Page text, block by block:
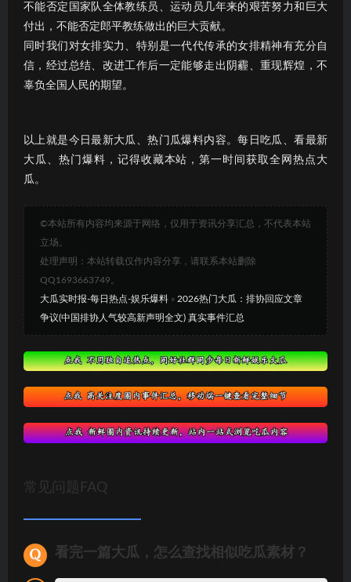
不能否定国家队全体教练员、运动员几年来的艰苦努力和巨大
付出，不能否定郎平教练做出的巨大贡献。
同时我们对女排实力、特别是一代代传承的女排精神有充分自
信，经过总结、改进工作后一定能够走出阴霾、重现辉煌，不
辜负全国人民的期望。
以上就是今日最新大瓜、热门瓜爆料内容。每日吃瓜、看最新
大瓜、热门爆料，记得收藏本站，第一时间获取全网热点大
瓜。
©本站所有内容均来源于网络，仅用于资讯分享汇总，不代表本站
立场。
处理声明：本站转载仅作内容分享，请联系本站删除
QQ1693663749。
大瓜实时报-每日热点-娱乐爆料 » 2026热门大瓜：排协回应文章
争议(中国排协人气较高新声明全文) 真实事件汇总
常见问题FAQ
看完一篇大瓜，怎么查找相似吃瓜素材？